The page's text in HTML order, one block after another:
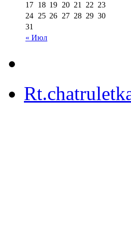
« Июл
17 18 19 20 21 22 23
24 25 26 27 28 29 30
31